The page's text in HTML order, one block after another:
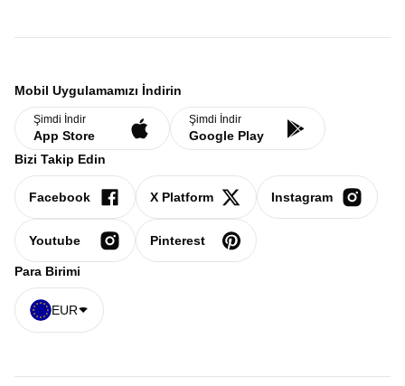
Mobil Uygulamamızı İndirin
Şimdi İndir
App Store
Şimdi İndir
Google Play
Bizi Takip Edin
Facebook X Platform Instagram
Youtube Pinterest
Para Birimi
EUR